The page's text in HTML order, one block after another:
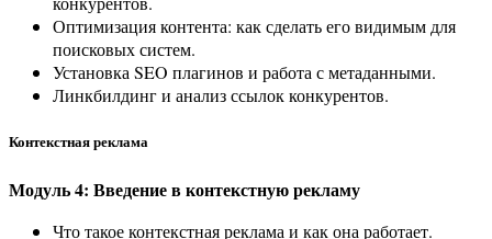
Оптимизация контента: как сделать его видимым для
поисковых систем.
Установка SEO плагинов и работа с метаданными.
Линкбилдинг и анализ ссылок конкурентов.
Контекстная реклама
Модуль 4: Введение в контекстную рекламу
Что такое контекстная реклама и как она работает.